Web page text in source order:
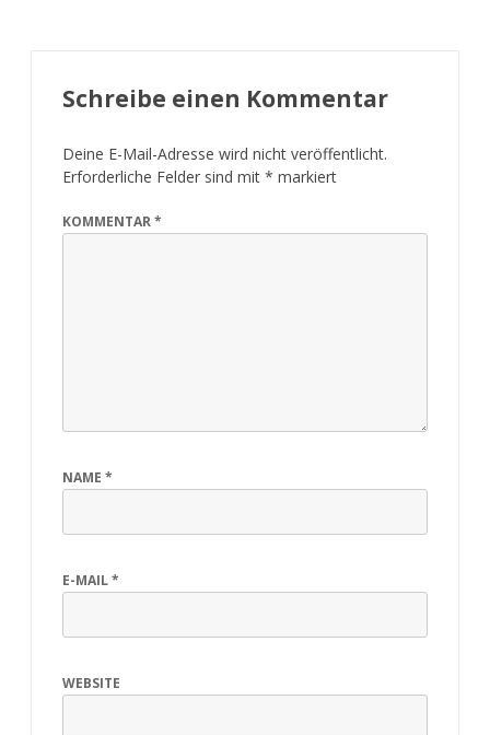
Schreibe einen Kommentar
Deine E-Mail-Adresse wird nicht veröffentlicht.
Erforderliche Felder sind mit * markiert
KOMMENTAR*
NAME *
E-MAIL*
WEBSITE